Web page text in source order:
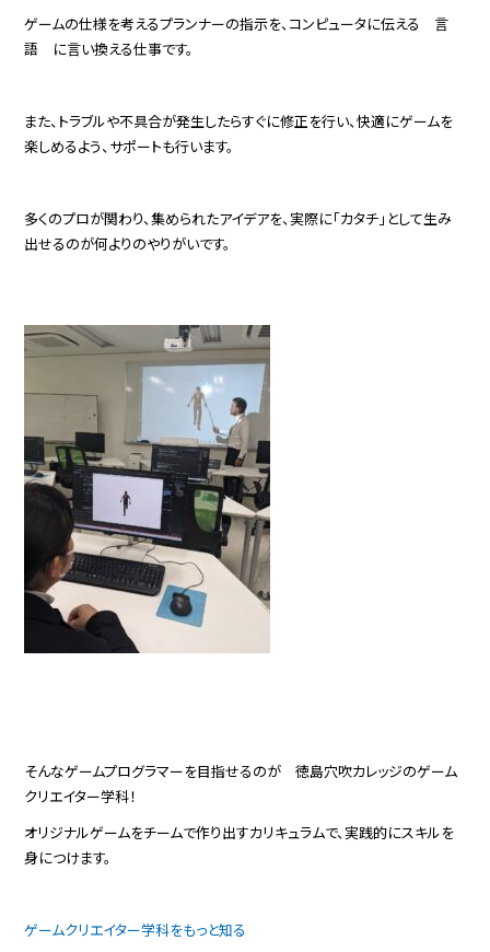
ゲームの仕様を考えるプランナーの指示を、コンピュータに伝える 言
語 に言い換える仕事です。
また、トラブルや不具合が発生したらすぐに修正を行い、快適にゲームを
楽しめるよう、サポートも行います。
多くのプロが関わり、集められたアイデアを、実際に「カタチ」として生み
出せるのが何よりのやりがいです。
そんなゲームプログラマーを目指せるのが 徳島穴吹カレッジのゲーム
クリエイター学科！
オリジナルゲームをチームで作り出すカリキュラムで、実践的にスキルを
身につけます。
ゲームクリエイター学科をもっと知る